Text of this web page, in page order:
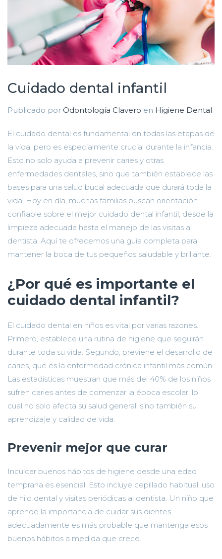
Cuidado dental infantil
Publicado por Odontología Clavero en Higiene Dental
El cuidado dental es fundamental en todas las etapas de
la vida, pero es especialmente crucial durante la infancia.
Esto no solo ayuda a prevenir caries y otras
enfermedades dentales, sino que también establece las
bases para una salud bucal adecuada que durará toda la
vida. Hoy en día, muchas familias buscan orientación
confiable sobre el mejor cuidado dental infantil; desde la
limpieza adecuada hasta el manejo de las visitas al
dentista. Aquí te ofrecemos una guía completa para
mantener la boca de tus pequeños saludable y brillante.
¿Por qué es importante el
cuidado dental infantil?
El cuidado dental en niños es vital por varias razones.
Primero, establece una rutina de higiene que seguirán
durante toda su vida. Segundo, previene el desarrollo de
caries, que es la enfermedad crónica infantil más común.
Las estadísticas muestran que más del 40% de los niños
sufren caries antes de comenzar la época escolar, lo
cual no solo afecta su salud general, sino también su
aprendizaje y calidad de vida.
Prevenir mejor que curar
Inculcar buenos hábitos de higiene desde una edad
temprana es esencial. Esto incluye cepillado habitual, uso
de hilo dental y visitas periódicas al dentista. Un niño que
aprende la importancia de cuidar sus dientes
adecuadamente es más probable que mantenga esos
buenos hábitos a medida que crece.